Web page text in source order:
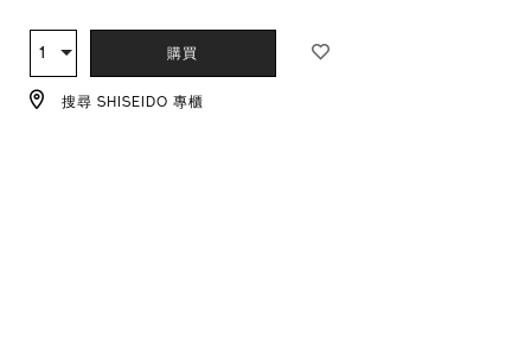
TO
CART
OPTIONS
ACTIONS
數
量
1 購買
搜尋 SHISEIDO 專櫃